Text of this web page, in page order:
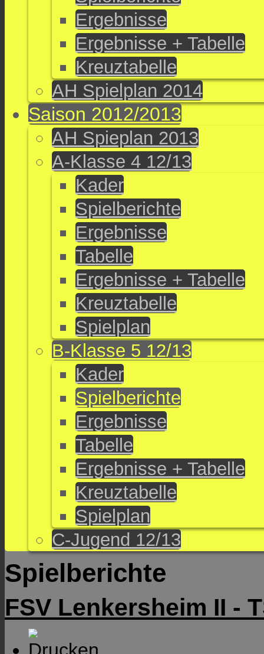
Ergebnisse
Ergebnisse + Tabelle
Kreuztabelle
AH Spielplan 2014
Saison 2012/2013
AH Spieplan 2013
A-Klasse 4 12/13
Kader
Spielberichte
Ergebnisse
Tabelle
Ergebnisse + Tabelle
Kreuztabelle
Spielplan
B-Klasse 5 12/13
Kader
Spielberichte
Ergebnisse
Tabelle
Ergebnisse + Tabelle
Kreuztabelle
Spielplan
C-Jugend 12/13
Spielberichte
FSV Lenkersheim II -